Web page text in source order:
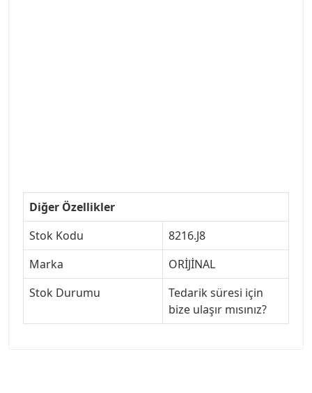
Diğer Özellikler
Stok Kodu
8216.J8
Marka
ORİJİNAL
Stok Durumu
Tedarik süresi için
bize ulaşır mısınız?